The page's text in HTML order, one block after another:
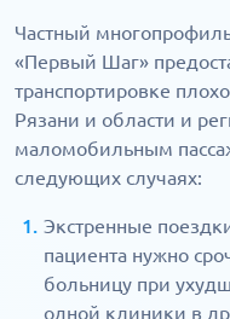
Частный
«Первый Шаг»
транспортировке
Рязани и области и
маломобильным
следующих случаях:
Экстренные
пациента нужно
больницу при
одной клиники в